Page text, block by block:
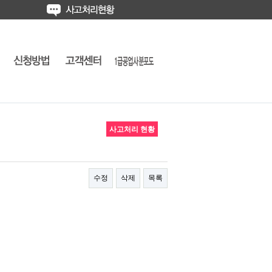
사고처리 현황
수정 삭제 목록